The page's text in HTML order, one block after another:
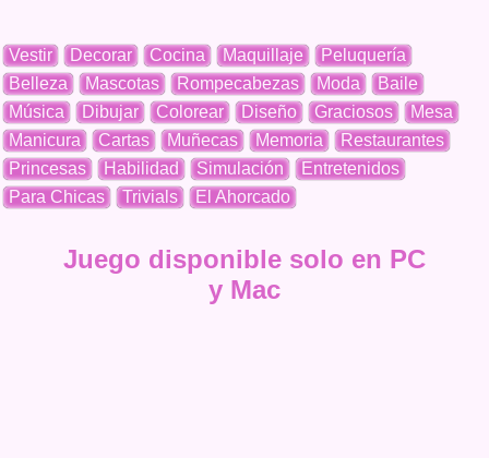
Vestir Decorar Cocina Maquillaje
Peluquería
Belleza
Mascotas Rompecabezas Moda
Baile
Música
Dibujar Colorear Diseño Graciosos
Mesa
Manicura
Cartas Muñecas Memoria
Restaurantes
Princesas
Habilidad Simulación
Entretenidos
Para Chicas
Trivials El Ahorcado
Juego disponible solo en PC
y Mac